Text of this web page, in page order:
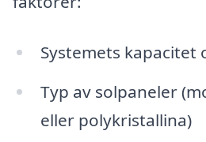
Systemets kapacitet
Typ av solpaneler
eller polykristallina)